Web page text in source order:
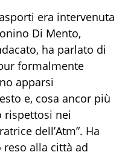
era intervenuta
Di Mento,
ha parlato di
formalmente
apparsi
e, cosa ancor più
rispettosi nei
dell’Atm”. Ha
reso alla città ad